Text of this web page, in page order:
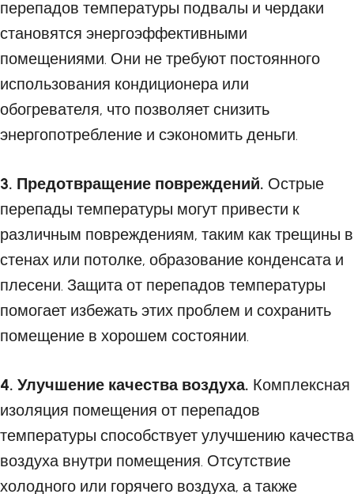
перепадов температуры подвалы и чердаки
становятся энергоэффективными
помещениями. Они не требуют постоянного
использования кондиционера или
обогревателя, что позволяет снизить
энергопотребление и сэкономить деньги.
3. Предотвращение повреждений. Острые
перепады температуры могут привести к
различным повреждениям, таким как трещины в
стенах или потолке, образование конденсата и
плесени. Защита от перепадов температуры
помогает избежать этих проблем и сохранить
помещение в хорошем состоянии.
4. Улучшение качества воздуха. Комплексная
изоляция помещения от перепадов
температуры способствует улучшению качества
воздуха внутри помещения. Отсутствие
холодного или горячего воздуха, а также